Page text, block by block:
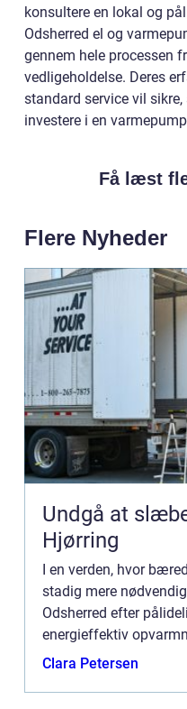
konsultere en lokal og
Odsherred el og
gennem hele processen
vedligeholdelse. Deres
standard service vil
investere i en
Få læst
Flere Nyheder
Undgå at
Hjørring
I en verden, hvor
stadig mere
Odsherred efter
energieffektiv
Odsherred
Clara Petersen